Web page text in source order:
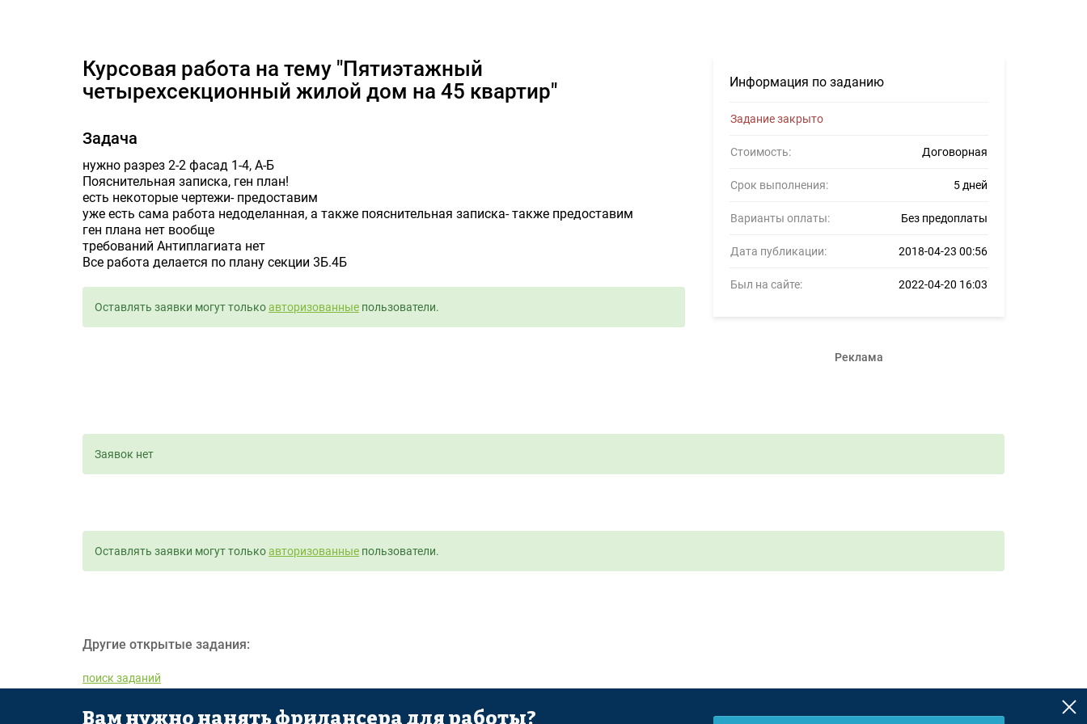
Информация по заданию
Задание закрыто
Стоимость: Договорная
Срок выполнения: 5 дней
Варианты оплаты: Без предоплаты
Дата публикации: 2018-04-23 00:56
Был на сайте: 2022-04-20 16:03
Реклама
курсовая работа на тему "Пятиэтажный
четырехсекционный жилой дом на 45 квартир"
Задача
нужно разрез 2-2 фасад 1-4, А-Б
Пояснительная записка, ген план!
есть некоторые чертежи- предоставим
уже есть сама работа недоделанная, а также пояснительная записка- также предоставим
ген плана нет вообще
требований Антиплагиата нет
Все работа делается по плану секции 3Б.4Б
Оставлять заявки могут толькоавторизованные пользователи.
Заявок нет
Оставлять заявки могут толькоавторизованные пользователи.
Другие открытые задания:
поиск заданий
Вам нужно нанять фрилансера для работы?